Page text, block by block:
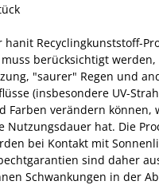
hanit Recyclingkunststoff-
berücksichtigt werden,
"saurer" Regen und
(insbesondere UV-
Farben verändern können,
Nutzungsdauer hat. Die
bei Kontakt mit
sind daher
Schwankungen in der